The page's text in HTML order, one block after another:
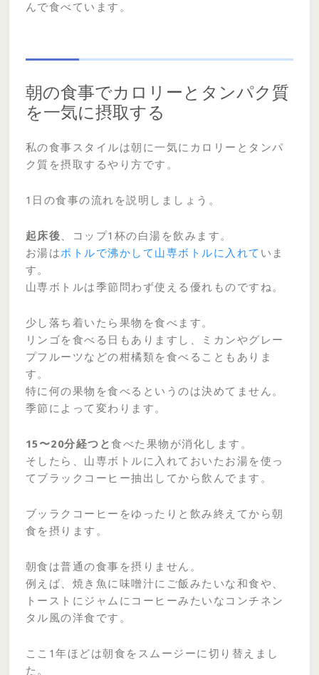
んで食べています。
朝の食事でカロリーとタンパク質
を一気に摂取する
私の食事スタイルは朝に一気にカロリーとタンパ
ク質を摂取するやり方です。
1日の食事の流れを説明しましょう。
起床後、コップ1杯の白湯を飲みます。
お湯はポトルで沸かして山専ボトルに入れて いま
す。
山専ボトルは季節問わず使える優れものですね。
少し落ち着いたら果物を食べます。
リンゴを食べる日もありますし、ミカンやグレー
プフルーツなどの柑橘類を食べることもありま
す。
特に何の果物を食べるというのは決めてません。
季節によって変わります。
15〜20分経つと食べた果物が消化します。
そしたら、山専ボトルに入れておいたお湯を使っ
てブラックコーヒー抽出してから飲んでます。
ブッラクコーヒーをゆったりと飲み終えてから朝
食を摂ります。
朝食は普通の食事を摂りません。
例えば、焼き魚に味噌汁にご飯みたいな和食や、
トーストにジャムにコーヒーみたいなコンチネン
タル風の洋食です。
ここ1年ほどは朝食をスムージーに切り替えまし
た。